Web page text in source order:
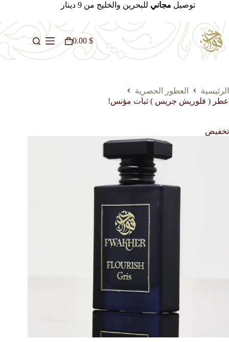
المحتوى
توصيل مجاني للبحرين والخليج من 9 دينار
عربة
التسوق
0.00$
الرئيسية
العطور الحصرية
عطر ( فلوريش جريس ) ثبات مؤنس!
تخفيض